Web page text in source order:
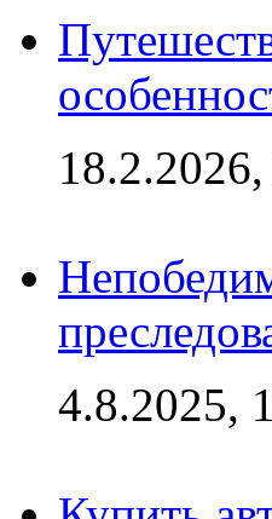
4.8.2025,